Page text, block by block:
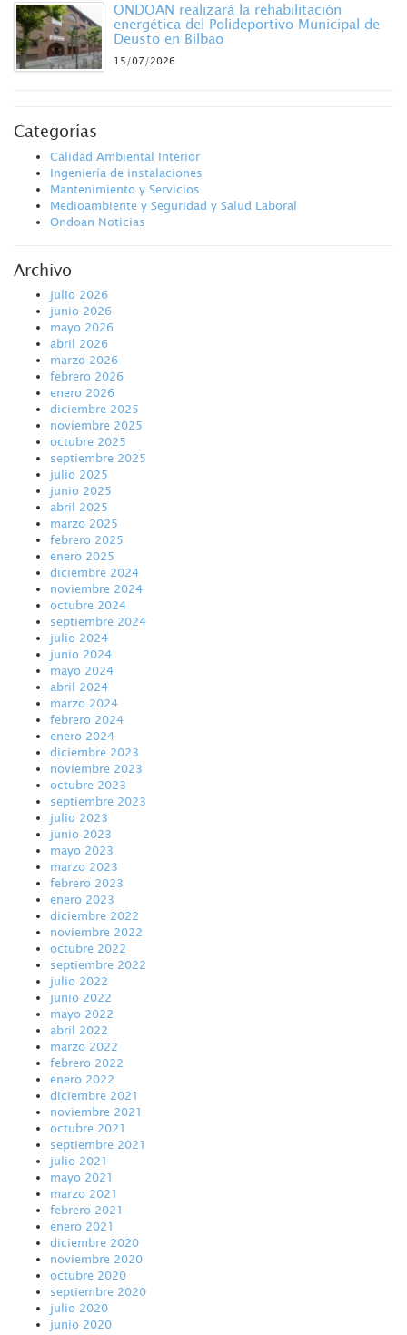
ONDOAN realizará la rehabilitación
energética del Polideportivo Municipal de
Deusto en Bilbao
15/07/2026
Categorías
Calidad Ambiental Interior
Ingeniería de instalaciones
Mantenimiento y Servicios
Medioambiente y Seguridad y Salud Laboral
Ondoan Noticias
Archivo
julio 2026
junio 2026
mayo 2026
abril 2026
marzo 2026
febrero 2026
enero 2026
diciembre 2025
noviembre 2025
octubre 2025
septiembre 2025
julio 2025
junio 2025
abril 2025
marzo 2025
febrero 2025
enero 2025
diciembre 2024
noviembre 2024
octubre 2024
septiembre 2024
julio 2024
junio 2024
mayo 2024
abril 2024
marzo 2024
febrero 2024
enero 2024
diciembre 2023
noviembre 2023
octubre 2023
septiembre 2023
julio 2023
junio 2023
mayo 2023
marzo 2023
febrero 2023
enero 2023
diciembre 2022
noviembre 2022
octubre 2022
septiembre 2022
julio 2022
junio 2022
mayo 2022
abril 2022
marzo 2022
febrero 2022
enero 2022
diciembre 2021
noviembre 2021
octubre 2021
septiembre 2021
julio 2021
mayo 2021
marzo 2021
febrero 2021
enero 2021
diciembre 2020
noviembre 2020
octubre 2020
septiembre 2020
julio 2020
junio 2020